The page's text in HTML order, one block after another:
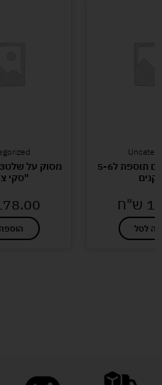
קטאן יורדי הים תוספת ל5-6
ש"ח
לסל
"סקי